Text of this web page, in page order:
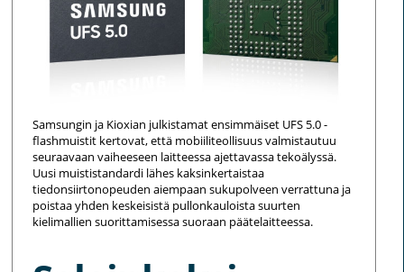
Samsungin ja Kioxian julkistamat ensimmäiset UFS 5.0 -
flashmuistit kertovat, että mobiiliteollisuus valmistautuu
seuraavaan vaiheeseen laitteessa ajettavassa tekoälyssä.
Uusi muististandardi lähes kaksinkertaistaa
tiedonsiirtonopeuden aiempaan sukupolveen verrattuna ja
poistaa yhden keskeisistä pullonkauloista suurten
kielimallien suorittamisessa suoraan päätelaitteessa.